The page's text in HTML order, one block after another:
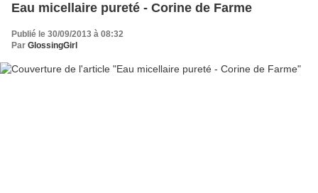
Eau micellaire pureté - Corine de Farme
Publié le 30/09/2013 à 08:32
Par GlossingGirl